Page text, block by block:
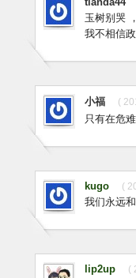
玉树别哭
我不相信
小福 (
只有在危
kugo (
我们永远
lip2up (